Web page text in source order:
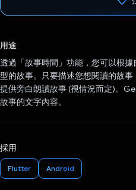
用途
透過「故事時間」功能，您可以根
型的故事。只要描述您想閱讀的故
提供旁白朗讀故事 (視情況而定)。
故事的文字內容。
採用
Flutter Android